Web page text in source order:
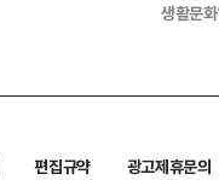
생활문
편집규약
광고제휴문의